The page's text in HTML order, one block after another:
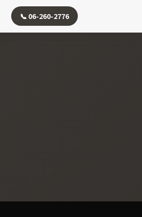
📞 06-260-2776